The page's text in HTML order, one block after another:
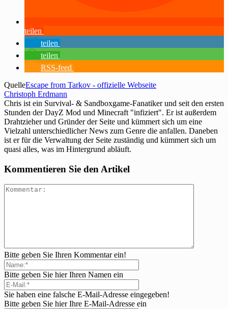
teilen
teilen
teilen
RSS-feed
QuelleEscape from Tarkov - offizielle Webseite
Christoph Erdmann
Chris ist ein Survival- & Sandboxgame-Fanatiker und seit den ersten
Stunden der DayZ Mod und Minecraft "infiziert". Er ist außerdem
Drahtzieher und Gründer der Seite und kümmert sich um eine
Vielzahl unterschiedlicher News zum Genre die anfallen. Daneben
ist er für die Verwaltung der Seite zuständig und kümmert sich um
quasi alles, was im Hintergrund abläuft.
Kommentieren Sie den Artikel
Bitte geben Sie Ihren Kommentar ein!
Bitte geben Sie hier Ihren Namen ein
Sie haben eine falsche E-Mail-Adresse eingegeben!
Bitte geben Sie hier Ihre E-Mail-Adresse ein